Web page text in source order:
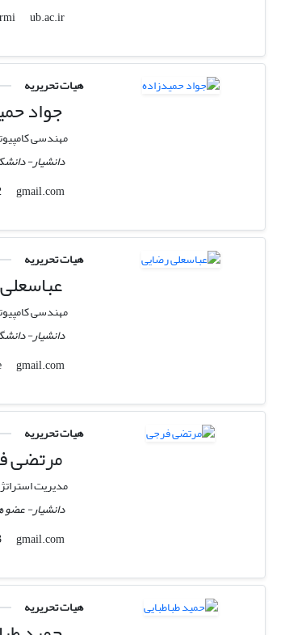
a.jajarmi
ub.ac.ir
هیات تحریریه
جواد
مهندسی
دانشیار-
hamidzadeh92
gmail.com
هیات تحریریه
مهندسی
دانشیار-
abbasrezae
gmail.com
هیات تحریریه
مرتضی
مدیریت
دانشیار-
mortezafaraji.uni3
gmail.com
هیات تحریریه